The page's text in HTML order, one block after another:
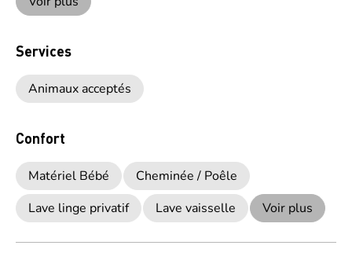
Services
Animaux acceptés
Confort
Matériel Bébé
Cheminée / Poêle
Lave linge privatif
Lave vaisselle Voir plus